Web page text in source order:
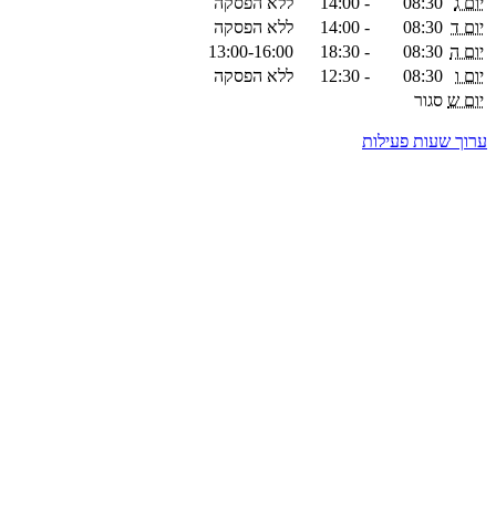
יום ד 08:30
-
14:00
ללא הפסקה
יום ה 08:30
-
18:30
13:00-16:00
יום ו
08:30
-
12:30
ללא הפסקה
יום ש סגור
ערוך שעות פעילות